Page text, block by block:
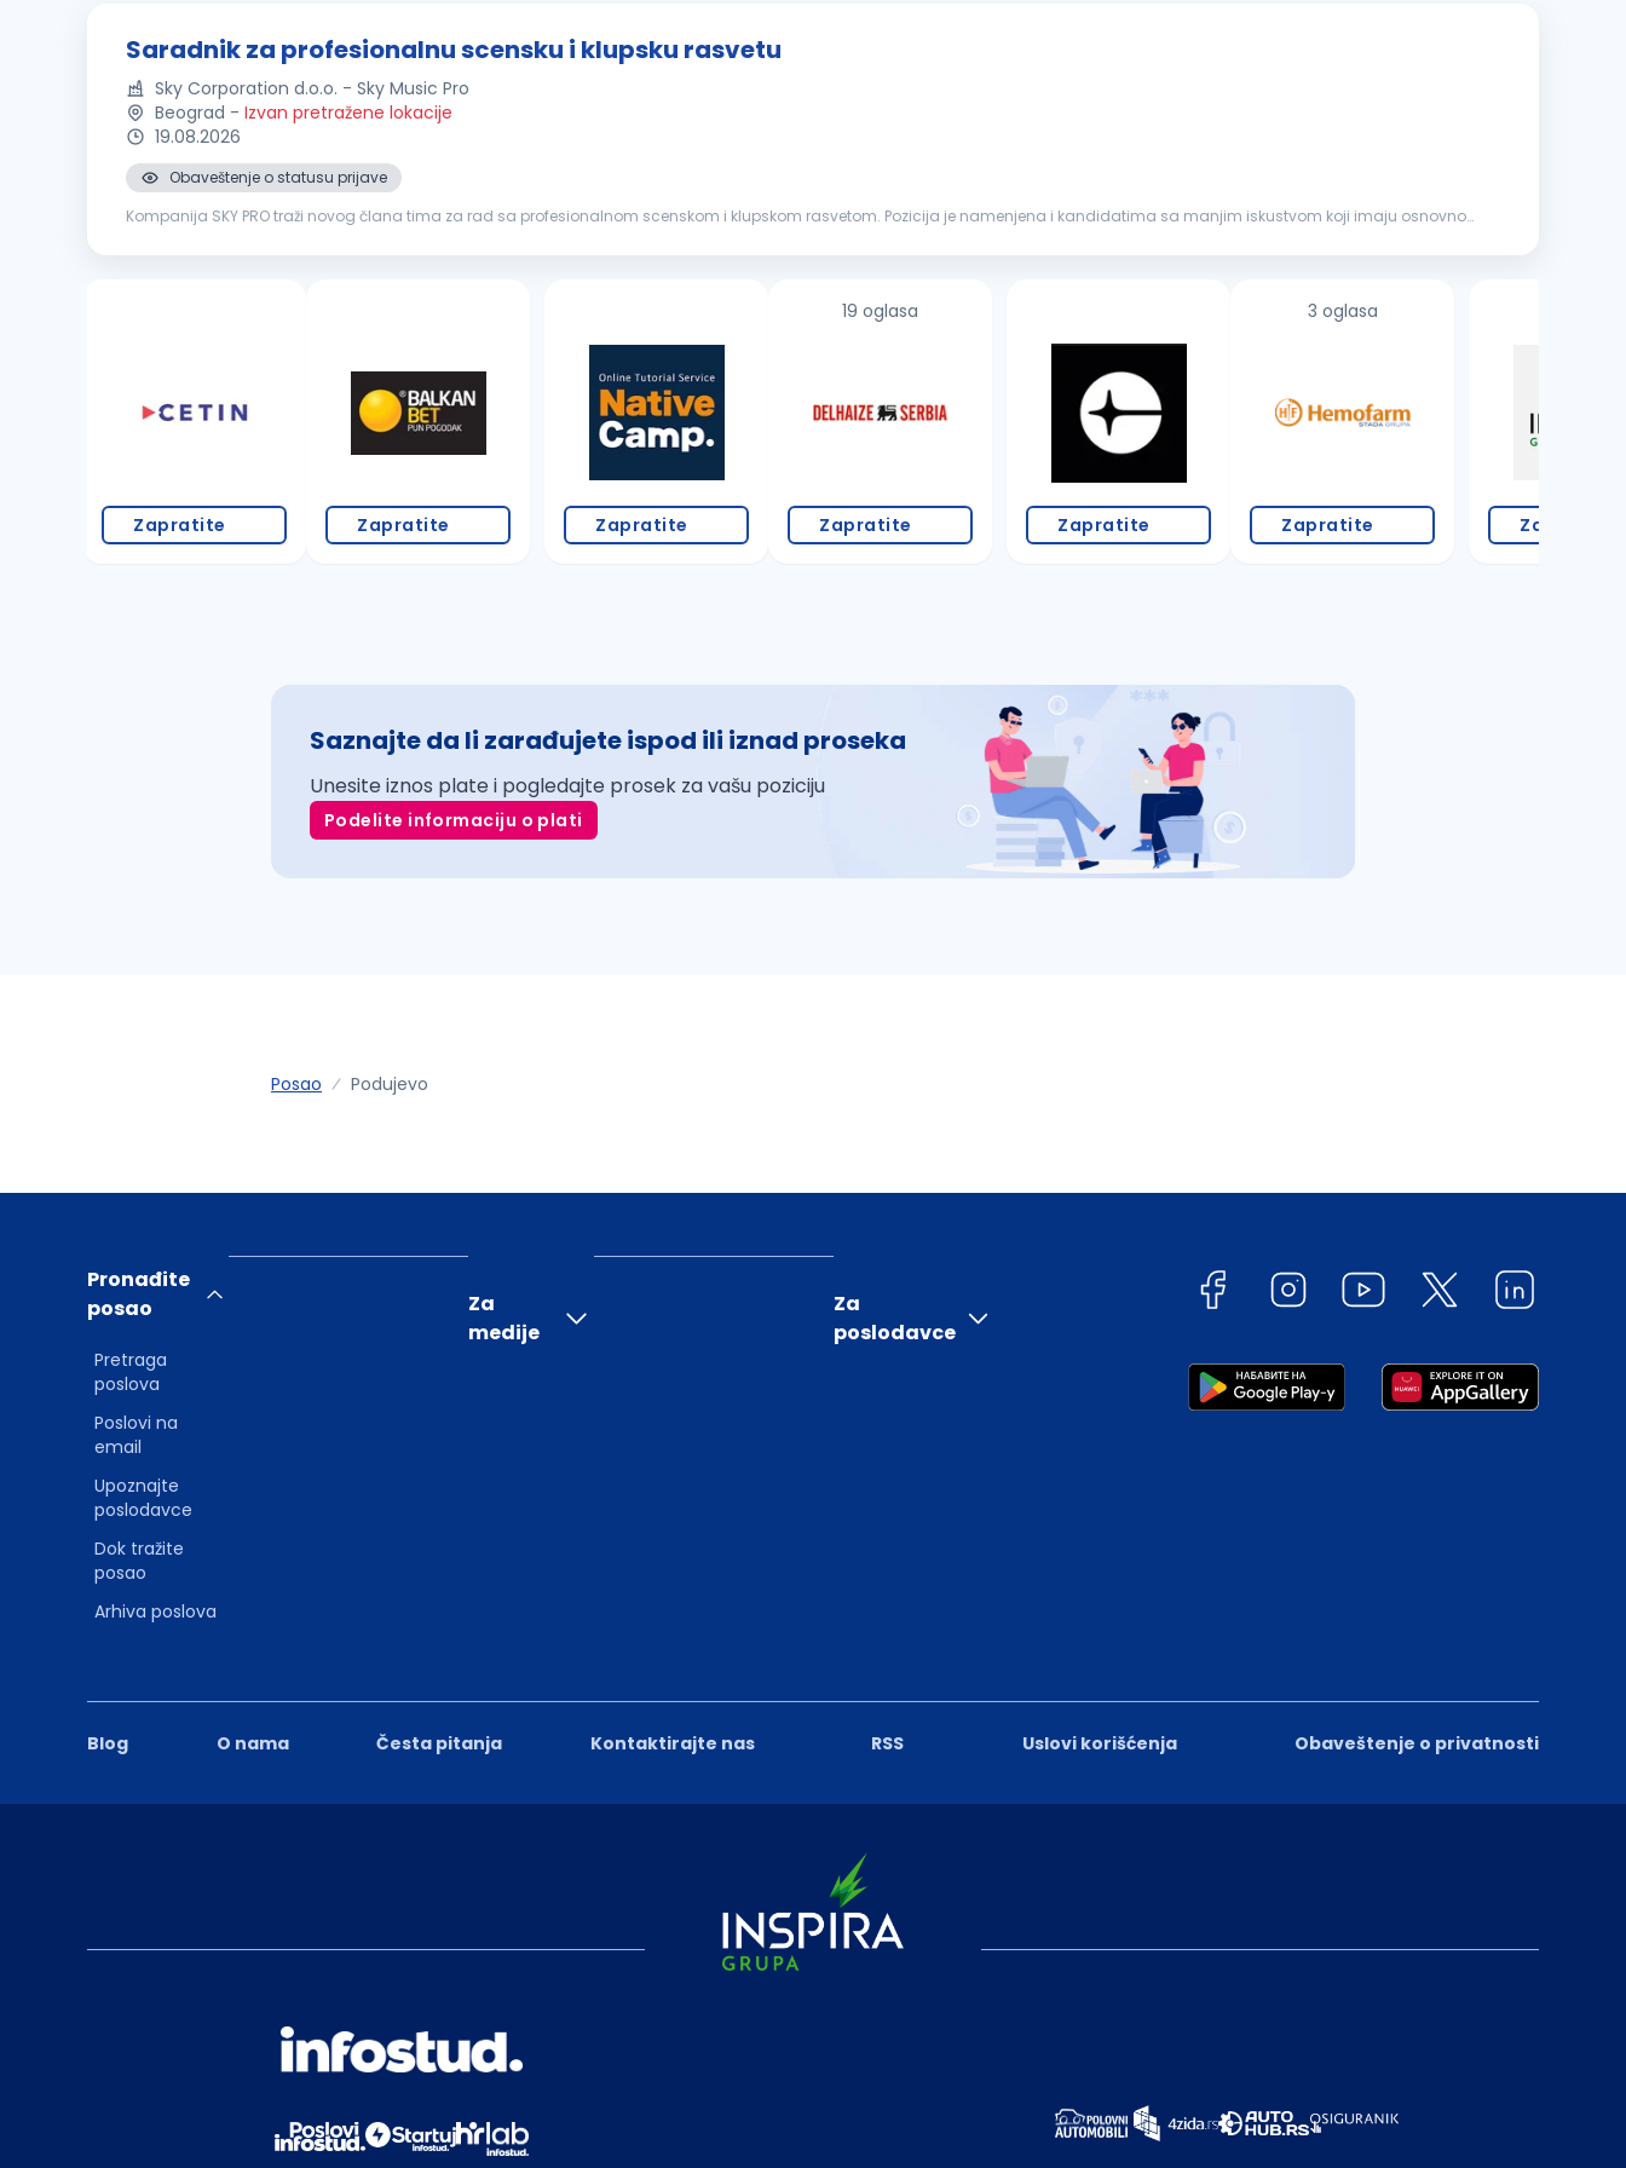
Saradnik za profesionalnu scensku i klupsku rasvetu
Sky Corporation d.o.o. - Sky Music Pro
Beograd - Izvan pretražene lokacije
19.08.2026
Obaveštenje o statusu prijave
Kompanija SKY PRO traži novog člana tima za rad sa profesionalnom scenskom i klupskom rasvetom. Pozicija je namenjena i kandidatima sa manjim iskustvom koji imaju osnovno
Zapratite Zapratite Zapratite
19 oglasa
Zapratite Zapratite
3 oglasa
Zapratite Zapratite
Saznajte da li zarađujete ispod ili iznad proseka
Unesite iznos plate i pogledajte prosek za vašu poziciju
Podelite informaciju o plati
Posao Podujevo
Blog O nama Česta pitanja Kontaktirajte nas RSS Uslovi korišćenja Obaveštenje o privatnosti
Pronađite
posao
Pretraga
poslova
Poslovi na
email
Upoznajte
poslodavce
Dok tražite
posao
Arhiva poslova
Za
medije
Za
poslodavce